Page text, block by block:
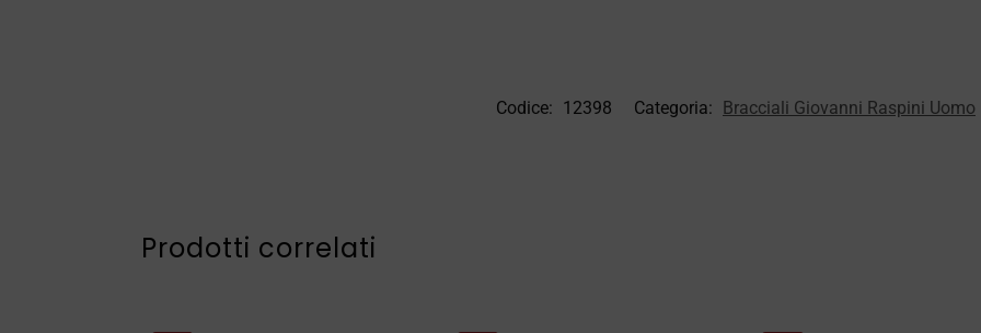
Codice: 12398 Categoria: Bracciali Giovanni Raspini Uomo
Prodotti correlati